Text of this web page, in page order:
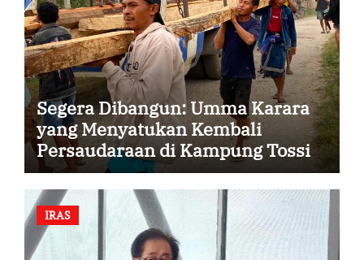
Segera Dibangun: Umma Karara
yang Menyatukan Kembali
Persaudaraan di Kampung Tossi
IRAS